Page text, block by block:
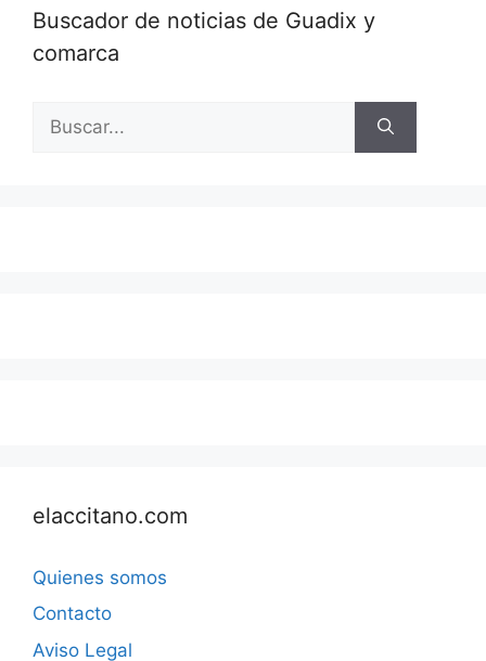
Buscador de noticias de Guadix y
comarca
elaccitano.com
Quienes somos
Contacto
Aviso Legal